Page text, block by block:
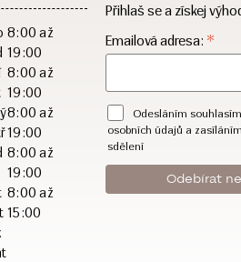
8:00 až
19:00
8:00 až
19:00
8:00 až
19:00
8:00 až
19:00
8:00 až
15:00
Přihlaš se a získej
Emailová adresa: *
Odesláním
osobních údajů a
sdělení